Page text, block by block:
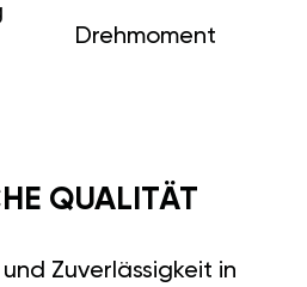
Drehmoment
QUALITÄT
Zuverlässigkeit in